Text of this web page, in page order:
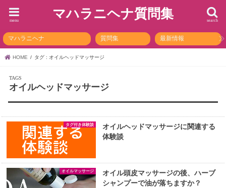
マハラニヘナ質問集 search
menu
マハラニヘナ 質問集 最新情報
HOME タグ : オイルヘッドマッサージ
オイルヘッドマッサージ
タグ付き体験談
オイルヘッドマッサージに関連する
体験談
オイルマッサージ
オイル頭皮マッサージの後、ハーブ
シャンプーで油が落ちますか？